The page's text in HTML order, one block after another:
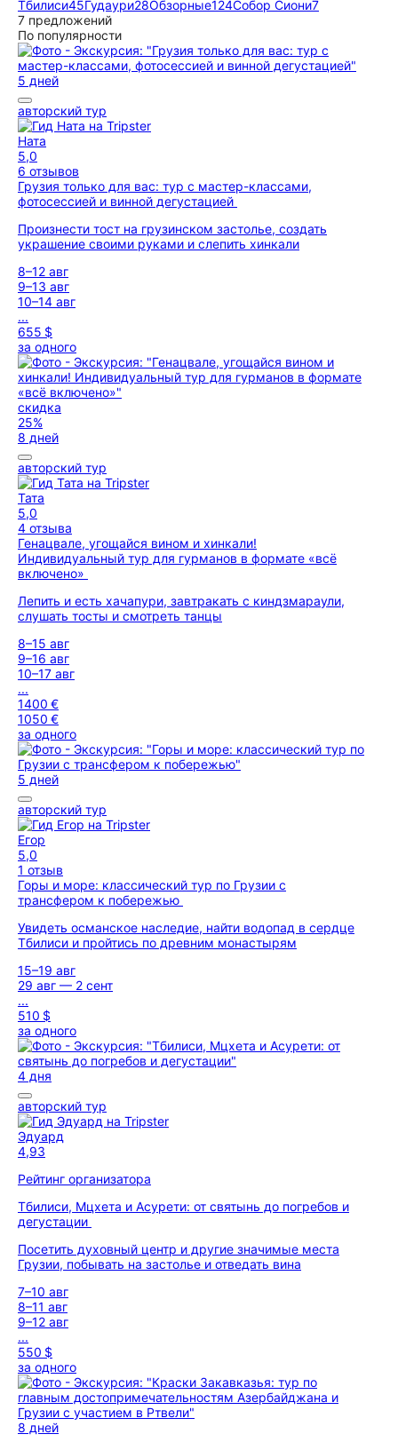
Тбилиси45Гудаури28Обзорные124Собор Сиони7
7 предложений
По популярности
5 дней
авторский тур
Ната
5,0
6 отзывов
Грузия только для вас: тур с мастер-классами,
фотосессией и винной дегустацией
Произнести тост на грузинском застолье, создать
украшение своими руками и слепить хинкали
8–12 авг
9–13 авг
10–14 авг
...
655 $
за одного
скидка
25%
8 дней
авторский тур
Тата
5,0
4 отзыва
Генацвале, угощайся вином и хинкали!
Индивидуальный тур для гурманов в формате «всё
включено»
Лепить и есть хачапури, завтракать с киндзмараули,
слушать тосты и смотреть танцы
8–15 авг
9–16 авг
10–17 авг
...
1400 €
1050 €
за одного
5 дней
авторский тур
Егор
5,0
1 отзыв
Горы и море: классический тур по Грузии с
трансфером к побережью
Увидеть османское наследие, найти водопад в сердце
Тбилиси и пройтись по древним монастырям
15–19 авг
29 авг — 2 сент
...
510 $
за одного
4 дня
авторский тур
Эдуард
4,93
Рейтинг организатора
Тбилиси, Мцхета и Асурети: от святынь до погребов и
дегустации
Посетить духовный центр и другие значимые места
Грузии, побывать на застолье и отведать вина
7–10 авг
8–11 авг
9–12 авг
...
550 $
за одного
8 дней